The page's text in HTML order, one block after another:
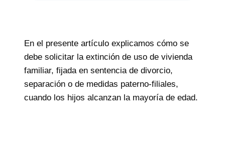
En el presente artículo explicamos cómo se
debe solicitar la extinción de uso de vivienda
familiar, fijada en sentencia de divorcio,
separación o de medidas paterno-filiales,
cuando los hijos alcanzan la mayoría de edad.
Extinción de uso de vivienda